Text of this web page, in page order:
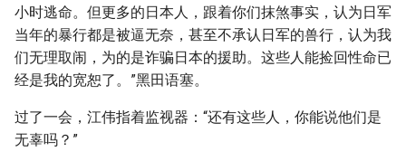
小时逃命。但更多的日本人，跟着你们抹煞事实，认为日军
当年的暴行都是被逼无奈，甚至不承认日军的兽行，认为我
们无理取闹，为的是诈骗日本的援助。这些人能捡回性命已
经是我的宽恕了。”黑田语塞。
过了一会，江伟指着监视器：“还有这些人，你能说他们是
无辜吗？”